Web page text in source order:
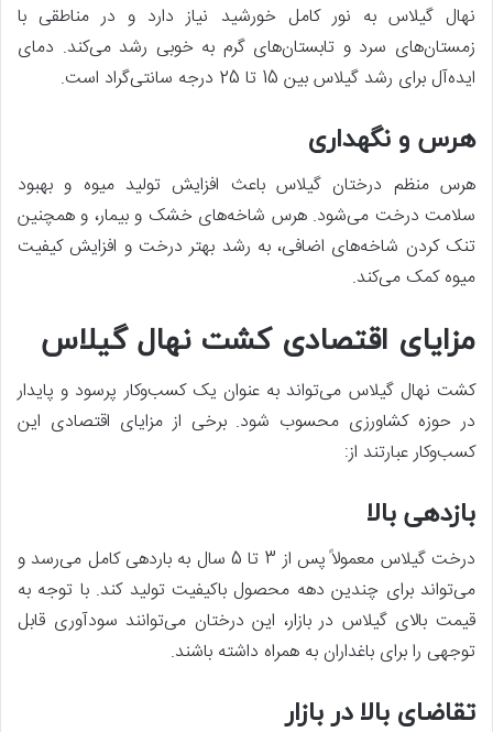
نهال گیلاس به نور کامل خورشید نیاز دارد و در مناطقی با
زمستان‌های سرد و تابستان‌های گرم به خوبی رشد می‌کند. دمای
ایده‌آل برای رشد گیلاس بین 15 تا 25 درجه سانتی‌گراد است.
هرس و نگهداری
هرس منظم درختان گیلاس باعث افزایش تولید میوه و بهبود
سلامت درخت می‌شود. هرس شاخه‌های خشک و بیمار، و همچنین
تنک کردن شاخه‌های اضافی، به رشد بهتر درخت و افزایش کیفیت
میوه کمک می‌کند.
مزایای اقتصادی کشت نهال گیلاس
کشت نهال گیلاس می‌تواند به عنوان یک کسب‌وکار پرسود و پایدار
در حوزه کشاورزی محسوب شود. برخی از مزایای اقتصادی این
کسب‌وکار عبارتند از:
بازدهی بالا
درخت گیلاس معمولاً پس از 3 تا 5 سال به باردهی کامل می‌رسد و
می‌تواند برای چندین دهه محصول باکیفیت تولید کند. با توجه به
قیمت بالای گیلاس در بازار، این درختان می‌توانند سودآوری قابل
توجهی را برای باغداران به همراه داشته باشند.
تقاضای بالا در بازار